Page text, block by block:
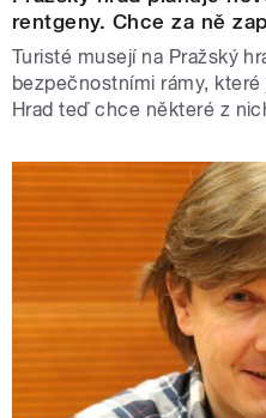
rentgeny. Chce za ně
Turisté musejí na Pražský
bezpečnostními rámy,
Hrad teď chce některé z